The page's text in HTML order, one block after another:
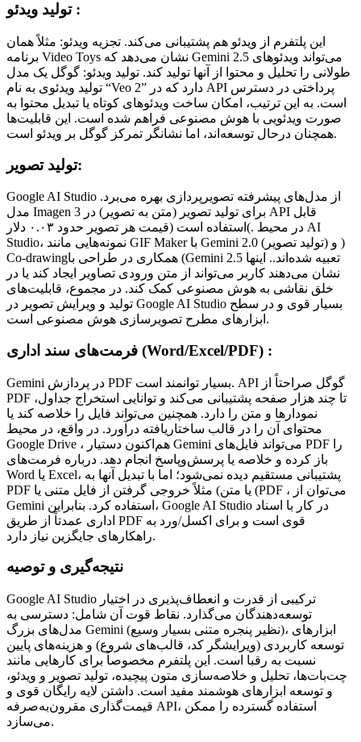
تولید ویدئو :
این پلتفرم از ویدئو هم پشتیبانی می‌کند. تجزیه ویدئو: مثلاً همان
برنامه Video Toys نشان می‌دهد که Gemini 2.5 می‌تواند ویدئوهای
طولانی را تحلیل و محتوا از آنها تولید کند. تولید ویدئو: گوگل یک مدل
تولید ویدئوی به نام “Veo 2” دارد که در API پرداختی در دسترس
است. به این ترتیب، امکان ساخت ویدئوهای کوتاه یا تبدیل محتوا به
صورت ویدئویی با هوش مصنوعی فراهم شده است. این قابلیت‌ها
همچنان درحال توسعه‌اند، اما نشانگر تمرکز گوگل بر ویدئو است.
تولید تصویر:
Google AI Studio از مدل‌های پیشرفته تصویرپردازی بهره می‌برد.
مدل Imagen 3 برای تولید تصویر (متن به تصویر) در API قابل
استفاده است (قیمت هر تصویر حدود ۰.۰۳ دلار(. در محیط AI
Studio، نمونه‌هایی مانند GIF Maker با Gemini 2.0 (تولید تصویر) و )
Co-drawingهمکاری در طراحی با (Gemini 2.5 تعبیه شده‌اند.. اینها
نشان می‌دهند کاربر می‌تواند از متن ورودی تصاویر ایجاد کند یا در
خلق نقاشی به هوش مصنوعی کمک کند. در مجموع، قابلیت‌های
تولید و ویرایش تصویر در Google AI Studio بسیار قوی و در سطح
ابزارهای مطرح تصویرسازی هوش مصنوعی است.
فرمت‌های سند اداری (Word/Excel/PDF) :
Gemini در پردازش PDF بسیار توانمند است. API گوگل صراحتاً از
PDF تا چند هزار صفحه پشتیبانی می‌کند و توانایی استخراج جداول،
نمودارها و متن را دارد. همچنین می‌تواند فایل را خلاصه کند یا
محتوای آن را در قالب ساختاریافته درآورد. در واقع، در محیط
Google Drive ، هم‌اکنون دستیار Gemini می‌تواند فایل‌های PDF را
باز کرده و خلاصه یا پرسش‌وپاسخ انجام دهد. درباره فرمت‌های
Word یا Excel، پشتیبانی مستقیم دیده نمی‌شود؛ اما با تبدیل آنها به
PDF یا متن) مثلاً خروجی گرفتن از فایل متنی یا (PDF ، می‌توان از
Gemini استفاده کرد. بنابراین، Google AI Studio در کار با اسناد
اداری عمدتاً از طریق PDF قوی است و برای اکسل/ورد به
راهکارهای جایگزین نیاز دارد.
نتیجه‌گیری و توصیه
Google AI Studio ترکیبی از قدرت و انعطاف‌پذیری در اختیار
توسعه‌دهندگان می‌گذارد. نقاط قوت آن شامل: دسترسی به
مدل‌های بزرگ Gemini (نظیر پنجره متنی بسیار وسیع)، ابزارهای
توسعه کاربردی (ویرایشگر کد، قالب‌های شروع) و هزینه‌های پایین
نسبت به رقبا است. این پلتفرم مخصوصاً برای کارهایی مانند
چت‌بات‌ها، تحلیل و خلاصه‌سازی متون پیچیده، تولید تصویر و ویدئو،
و توسعه ابزارهای هوشمند مفید است. داشتن لایه رایگان قوی و
قیمت‌گذاری مقرون‌به‌صرفه API، استفاده گسترده را ممکن
می‌سازد.